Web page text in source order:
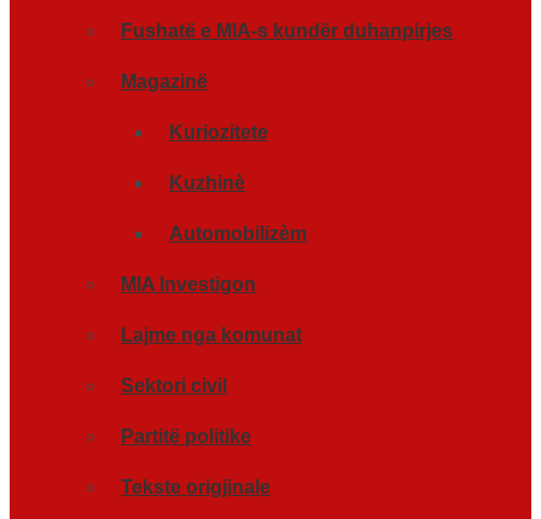
Fushatë e MIA-s kundër duhanpirjes
Magazinë
Kuriozitete
Kuzhinè
Automobilizèm
MIA Investigon
Lajme nga komunat
Sektori civil
Partitë politike
Tekste origjinale